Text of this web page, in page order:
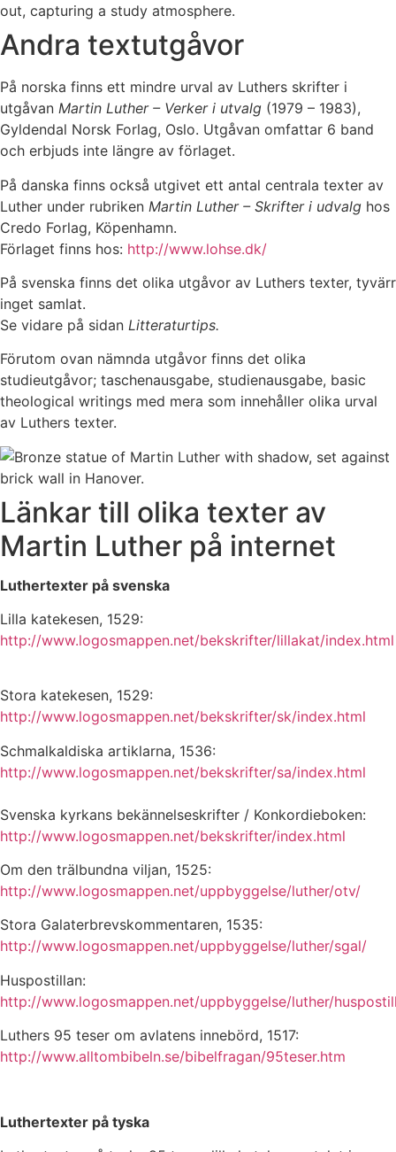
Andra textutgåvor
På norska finns ett mindre urval av Luthers skrifter i
utgåvan Martin Luther – Verker i utvalg (1979 – 1983),
Gyldendal Norsk Forlag, Oslo. Utgåvan omfattar 6 band
och erbjuds inte längre av förlaget.
På danska finns också utgivet ett antal centrala texter av
Luther under rubriken Martin Luther – Skrifter i udvalg hos
Credo Forlag, Köpenhamn.
Förlaget finns hos: http://www.lohse.dk/
På svenska finns det olika utgåvor av Luthers texter, tyvärr
inget samlat.
Se vidare på sidan Litteraturtips.
Förutom ovan nämnda utgåvor finns det olika
studieutgåvor; taschenausgabe, studienausgabe, basic
theological writings med mera som innehåller olika urval
av Luthers texter.
Länkar till olika texter av
Martin Luther på internet
Luthertexter på svenska
Lilla katekesen, 1529:
http://www.logosmappen.net/bekskrifter/lillakat/index.html
Stora katekesen, 1529:
http://www.logosmappen.net/bekskrifter/sk/index.html
Schmalkaldiska artiklarna, 1536:
http://www.logosmappen.net/bekskrifter/sa/index.html
Svenska kyrkans bekännelseskrifter / Konkordieboken:
http://www.logosmappen.net/bekskrifter/index.html
Om den trälbundna viljan, 1525:
http://www.logosmappen.net/uppbyggelse/luther/otv/
Stora Galaterbrevskommentaren, 1535:
http://www.logosmappen.net/uppbyggelse/luther/sgal/
Huspostillan:
http://www.logosmappen.net/uppbyggelse/luther/
Luthers 95 teser om avlatens innebörd, 1517:
http://www.alltombibeln.se/bibelfragan/95teser.htm
Luthertexter på tyska